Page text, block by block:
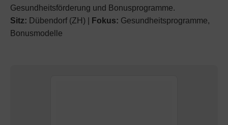
Gesundheitsförderung und Bonusprogramme.
Sitz: Dübendorf (ZH) | Fokus: Gesundheitsprogramme,
Bonusmodelle